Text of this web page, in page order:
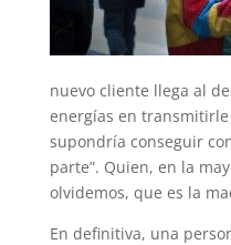
nuevo cliente llega al
energías en
supondría conseguir
parte”. Quien, en la
olvidemos, que es la
En definitiva, una